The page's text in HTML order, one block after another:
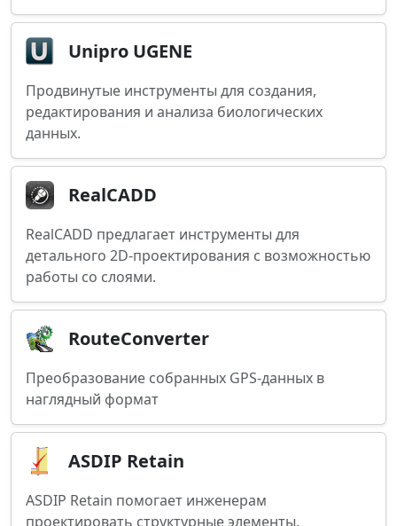
Unipro UGENE
Продвинутые инструменты для создания,
редактирования и анализа биологических
данных.
RealCADD
RealCADD предлагает инструменты для
детального 2D-проектирования с возможностью
работы со слоями.
RouteConverter
Преобразование собранных GPS-данных в
наглядный формат
ASDIP Retain
ASDIP Retain помогает инженерам
проектировать структурные элементы,